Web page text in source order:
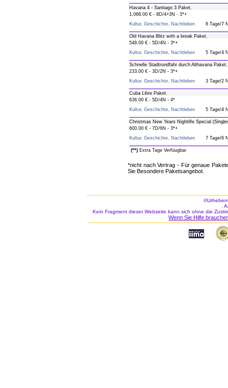
Havana 4 - Santiago 3 Paket.
1,068.00 € - 8D/4+3N - 3*+
Kultur, Geschichte, Nachtleben
8 Tage/7
Old Havana Blitz with a break Paket.
548.00 € - 5D/4N - 3*+
Kultur, Geschichte, Nachtleben
5 Tage/4
Schnelle Stadtrundfahr durch Althavana Paket.
233.00 € - 3D/2N - 3*+
Kultur, Geschichte, Nachtleben
3 Tage/2
Cuba Libre Paket.
636.00 € - 5D/4N - 4*
Kultur, Geschichte, Nachtleben
5 Tage/4
Christmas New Years Nightlife Special
600.00 € - 7D/6N - 3*+
Kultur, Geschichte, Nachtleben
7 Tage/6
(**) Extra Tage Verfüugbar
*nicht nach Vertrag - Für genaue
Sie Besondere Paketsangebot.
.
Kein Fragment dieser Webseite kann sich ohne die
Wenn Sie Hilfe